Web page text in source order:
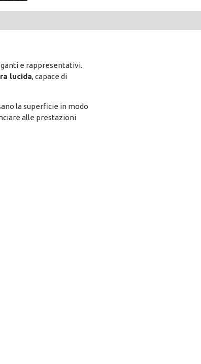
e rappresentativi.
lucida, capace di
la superficie in modo
alle prestazioni